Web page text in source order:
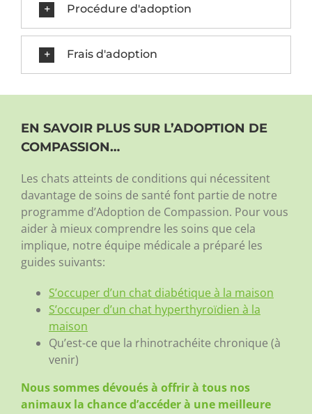
Procédure d'adoption
Frais d'adoption
EN SAVOIR PLUS SUR L’ADOPTION DE
COMPASSION…
Les chats atteints de conditions qui nécessitent
davantage de soins de santé font partie de notre
programme d’Adoption de Compassion. Pour vous
aider à mieux comprendre les soins que cela
implique, notre équipe médicale a préparé les
guides suivants:
S’occuper d’un chat diabétique à la maison
S’occuper d’un chat hyperthyroïdien à la
maison
Qu’est-ce que la rhinotrachéite chronique (à
venir)
Nous sommes dévoués à offrir à tous nos
animaux la chance d’accéder à une meilleure